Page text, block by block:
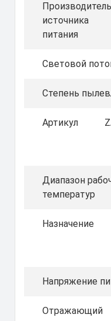
Производитель
источника
питания
Световой
Степень
Артикул
Диапазон
температур
Назначение
Напряжение
Отражающий